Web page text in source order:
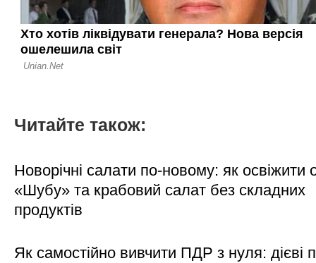
Читайте також:
Новорічні салати по-новому: як освіжити
«Шубу» та крабовий салат без складних
продуктів
Як самостійно вивчити ПДР з нуля: дієві